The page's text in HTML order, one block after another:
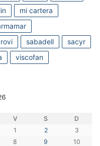
mi cartera
rovi sabadell
sacyr
viscofan
V S
D
1
2
3
8 9
10